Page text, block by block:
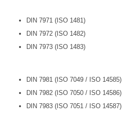
DIN 7971 (ISO 1481)
DIN 7972 (ISO 1482)
DIN 7973 (ISO 1483)
DIN 7981 (ISO 7049 / ISO 14585)
DIN 7982 (ISO 7050 / ISO 14586)
DIN 7983 (ISO 7051 / ISO 14587)